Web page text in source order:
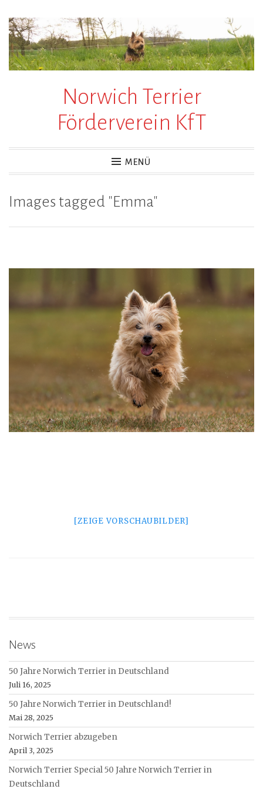
Zum
Inhalt
springen
Norwich Terrier
Förderverein KfT
MENÜ
Images tagged "Emma"
[ZEIGE VORSCHAUBILDER]
News
50 Jahre Norwich Terrier in Deutschland
Juli 16, 2025
50 Jahre Norwich Terrier in Deutschland!
Mai 28, 2025
Norwich Terrier abzugeben
April 3, 2025
Norwich Terrier Special 50 Jahre Norwich Terrier in
Deutschland